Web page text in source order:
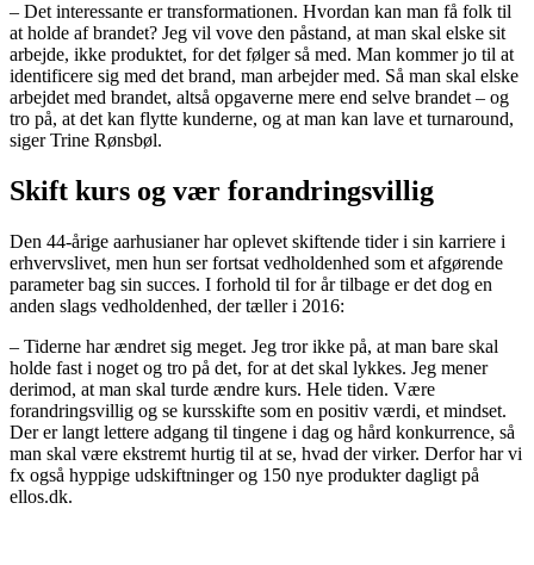
– Det interessante er transformationen. Hvordan kan man få folk til
at holde af brandet? Jeg vil vove den påstand, at man skal elske sit
arbejde, ikke produktet, for det følger så med. Man kommer jo til at
identificere sig med det brand, man arbejder med. Så man skal elske
arbejdet med brandet, altså opgaverne mere end selve brandet – og
tro på, at det kan flytte kunderne, og at man kan lave et turnaround,
siger Trine Rønsbøl.
Skift kurs og vær forandringsvillig
Den 44-årige aarhusianer har oplevet skiftende tider i sin karriere i
erhvervslivet, men hun ser fortsat vedholdenhed som et afgørende
parameter bag sin succes. I forhold til for år tilbage er det dog en
anden slags vedholdenhed, der tæller i 2016:
– Tiderne har ændret sig meget. Jeg tror ikke på, at man bare skal
holde fast i noget og tro på det, for at det skal lykkes. Jeg mener
derimod, at man skal turde ændre kurs. Hele tiden. Være
forandringsvillig og se kursskifte som en positiv værdi, et mindset.
Der er langt lettere adgang til tingene i dag og hård konkurrence, så
man skal være ekstremt hurtig til at se, hvad der virker. Derfor har vi
fx også hyppige udskiftninger og 150 nye produkter dagligt på
ellos.dk.